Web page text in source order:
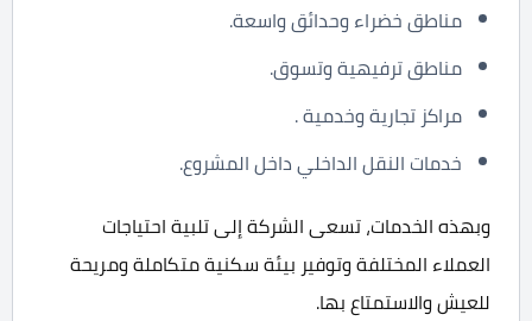
مناطق خضراء وحدائق واسعة.
مناطق ترفيهية وتسوق.
مراكز تجارية وخدمية .
خدمات النقل الداخلي داخل المشروع.
وبهذه الخدمات، تسعى الشركة إلى تلبية احتياجات
العملاء المختلفة وتوفير بيئة سكنية متكاملة ومريحة
للعيش والاستمتاع بها.